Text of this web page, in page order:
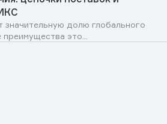
долю глобального
это...